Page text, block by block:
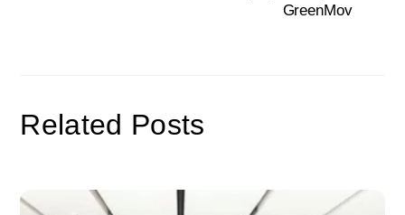
GreenMov
Related Posts